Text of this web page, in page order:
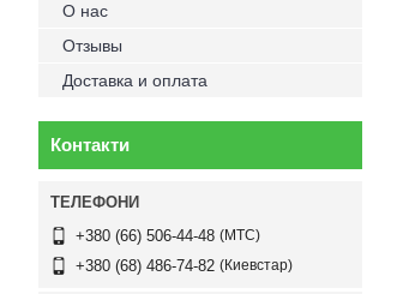
О нас
Отзывы
Доставка и оплата
Контакти
+380 (66) 506-44-48 МТС
+380 (68) 486-74-82 Киевстар